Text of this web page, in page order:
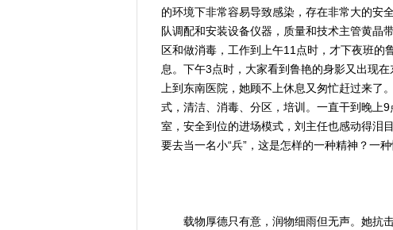
的环境下非常容易导致感染，存在非常大的安
队调配和安装设备仪器，质量和技术主管黄晶
区和做消毒，工作到上午11点时，才下夜班
息。下午3点时，大家看到鲁艳的身影又出现
上到东南医院，她顾不上休息又匆忙赶过来了
式，清洁、消毒、分区，培训。一直干到晚上
室，安全到位的进场模式，刘主任也感动得泪
要去当一名小“兵”，这是怎样的一种精神？一种
载物厚德只有意，润物细雨但无声。她抗击